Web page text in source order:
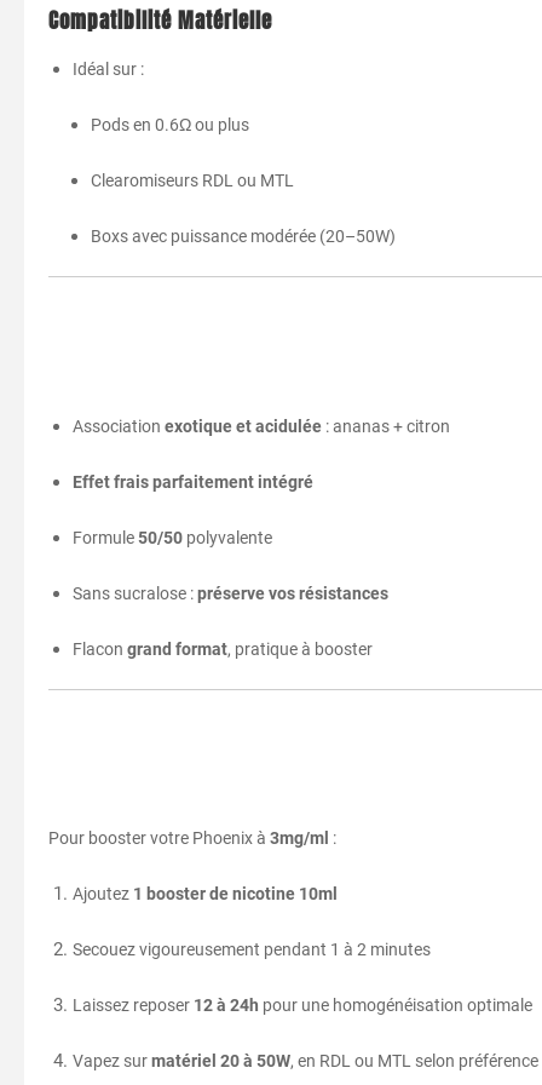
Compatibilité Matérielle
Idéal sur :
Pods en 0.6Ω ou plus
Clearomiseurs RDL ou MTL
Boxs avec puissance modérée (20–50W)
Association exotique et acidulée : ananas + citron
Effet frais parfaitement intégré
Formule50/50 polyvalente
Sans sucralose :préserve vos résistances
Flacon grand format, pratique à booster
Pour booster votre Phoenix à 3mg/ml :
Ajoutez 1 booster de nicotine 10ml
Secouez vigoureusement pendant 1 à 2 minutes
Laissez reposer 12 à 24h pour une homogénéisation optimale
Vapez surmatériel 20 à 50W, en RDL ou MTL selon préférence